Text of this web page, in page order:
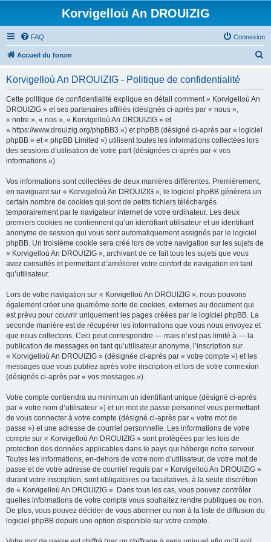
Korvigelloù An DROUIZIG
FAQ Connexion
Accueil du forum
Korvigelloù An DROUIZIG - Politique de confidentialité
Cette politique de confidentialité explique en détail comment « Korvigelloù An
DROUIZIG » et ses partenaires affiliés (désignés ci-après par « nous »,
« notre », « nos », « Korvigelloù An DROUIZIG » et
« https://www.drouizig.org/phpBB3 ») et phpBB (désigné ci-après par « logiciel
phpBB » et « phpBB Limited ») utilisent toutes les informations collectées lors
des sessions d’utilisation de votre part (désignées ci-après par « vos
informations »).
Vos informations sont collectées de deux manières différentes. Premièrement,
en naviguant sur « Korvigelloù An DROUIZIG », le logiciel phpBB génèrera un
certain nombre de cookies qui sont de petits fichiers téléchargés
temporairement par le navigateur internet de votre ordinateur. Les deux
premiers cookies ne contiennent qu’un identifiant utilisateur et un identifiant
anonyme de session qui vous sont automatiquement assignés par le logiciel
phpBB. Un troisième cookie sera créé lors de votre navigation sur les sujets de
« Korvigelloù An DROUIZIG », archivant de ce fait tous les sujets que vous
avez consultés et permettant d’améliorer votre confort de navigation en tant
qu’utilisateur.
Lors de votre navigation sur « Korvigelloù An DROUIZIG », nous pouvons
également créer une quatrième sorte de cookies, externes au document qui
est prévu pour couvrir uniquement les pages créées par le logiciel phpBB. La
seconde manière est de récupérer les informations que vous nous envoyez et
que nous collectons. Ceci peut correspondre — mais n’est pas limité à — la
publication de messages en tant qu’utilisateur anonyme, l’inscription sur
« Korvigelloù An DROUIZIG » (désignée ci-après par « votre compte ») et les
messages que vous publiez après votre inscription et lors de votre connexion
(désignés ci-après par « vos messages »).
Votre compte contiendra au minimum un identifiant unique (désigné ci-après
par « votre nom d’utilisateur ») et un mot de passe personnel vous permettant
de vous connecter à votre compte (désigné ci-après par « votre mot de
passe ») et une adresse de courriel personnelle. Les informations de votre
compte sur « Korvigelloù An DROUIZIG » sont protégées par les lois de
protection des données applicables dans le pays qui héberge notre serveur.
Toutes les informations, en-dehors de votre nom d’utilisateur, de votre mot de
passe et de votre adresse de courriel requis par « Korvigelloù An DROUIZIG »
durant votre inscription, sont obligatoires ou facultatives, à la seule discrétion
de « Korvigelloù An DROUIZIG ». Dans tous les cas, vous pouvez contrôler
quelles informations de votre compte vous souhaitez rendre publiques ou non.
De plus, vous pouvez décider de vous abonner ou non à la liste de diffusion du
logiciel phpBB depuis une option disponible sur votre compte.